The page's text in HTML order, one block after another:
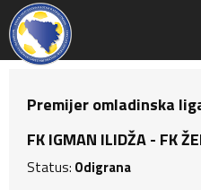
Premijer omladinska
FK IGMAN ILIDŽA - FK
Status: Odigrana